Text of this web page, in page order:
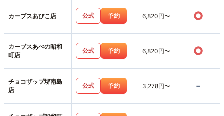
カーブスあびこ店 公式 予約 6,820円〜 ○
カーブスあべの昭和
町店
公式 予約 6,820円〜 ○
チョコザップ堺南島
店
公式 予約 3,278円〜 -